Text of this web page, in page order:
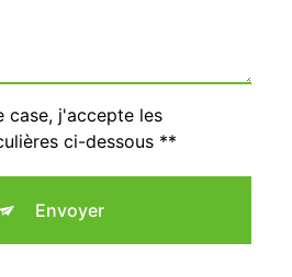
case, j'accepte les
ci-dessous **
Envoyer